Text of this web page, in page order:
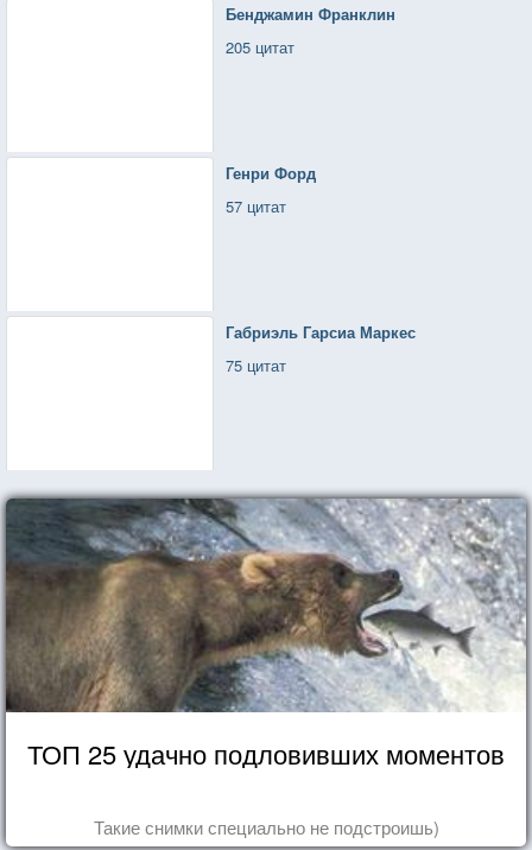
Бенджамин Франклин
205 цитат
Генри Форд
57 цитат
Габриэль Гарсиа Маркес
75 цитат
ТОП 25 удачно подловивших моментов
Такие снимки специально не подстроишь)